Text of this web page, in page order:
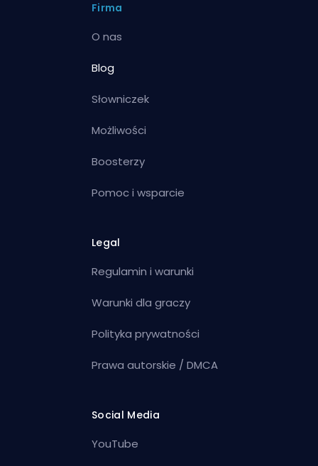
Firma
O nas
Blog
Słowniczek
Możliwości
Boosterzy
Pomoc i wsparcie
Legal
Regulamin i warunki
Warunki dla graczy
Polityka prywatności
Prawa autorskie / DMCA
Social Media
YouTube